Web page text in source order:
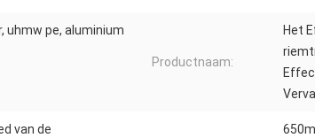
uhmw pe, aluminium
Productnaam:
Het
van de